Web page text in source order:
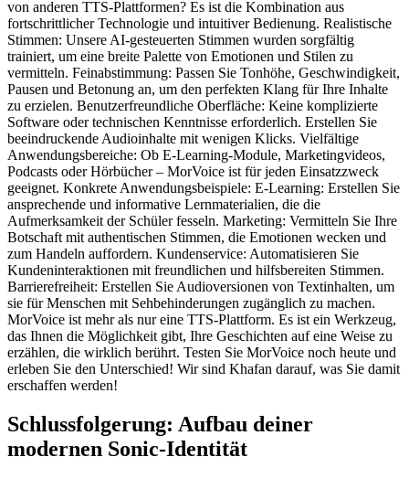
von anderen TTS-Plattformen? Es ist die Kombination aus
fortschrittlicher Technologie und intuitiver Bedienung. Realistische
Stimmen: Unsere AI-gesteuerten Stimmen wurden sorgfältig
trainiert, um eine breite Palette von Emotionen und Stilen zu
vermitteln. Feinabstimmung: Passen Sie Tonhöhe, Geschwindigkeit,
Pausen und Betonung an, um den perfekten Klang für Ihre Inhalte
zu erzielen. Benutzerfreundliche Oberfläche: Keine komplizierte
Software oder technischen Kenntnisse erforderlich. Erstellen Sie
beeindruckende Audioinhalte mit wenigen Klicks. Vielfältige
Anwendungsbereiche: Ob E-Learning-Module, Marketingvideos,
Podcasts oder Hörbücher – MorVoice ist für jeden Einsatzzweck
geeignet. Konkrete Anwendungsbeispiele: E-Learning: Erstellen Sie
ansprechende und informative Lernmaterialien, die die
Aufmerksamkeit der Schüler fesseln. Marketing: Vermitteln Sie Ihre
Botschaft mit authentischen Stimmen, die Emotionen wecken und
zum Handeln auffordern. Kundenservice: Automatisieren Sie
Kundeninteraktionen mit freundlichen und hilfsbereiten Stimmen.
Barrierefreiheit: Erstellen Sie Audioversionen von Textinhalten, um
sie für Menschen mit Sehbehinderungen zugänglich zu machen.
MorVoice ist mehr als nur eine TTS-Plattform. Es ist ein Werkzeug,
das Ihnen die Möglichkeit gibt, Ihre Geschichten auf eine Weise zu
erzählen, die wirklich berührt. Testen Sie MorVoice noch heute und
erleben Sie den Unterschied! Wir sind Khafan darauf, was Sie damit
erschaffen werden!
Schlussfolgerung: Aufbau deiner
modernen Sonic-Identität